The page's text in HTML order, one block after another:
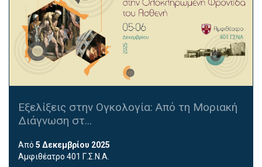
Εξελίξεις στην Ογκολογία: Από τη Μοριακή
Διάγνωση στ...
Από 5 Δεκεμβρίου 2025
Αμφιθέατρο 401 Γ.Σ.Ν.Α.